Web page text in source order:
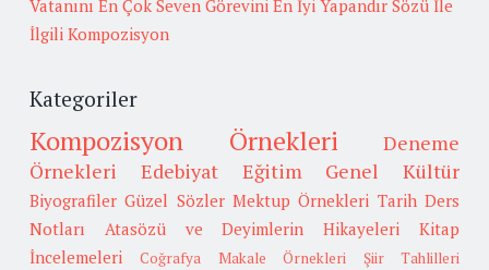
Vatanını En Çok Seven Görevini En İyi Yapandır Sözü İle
İlgili Kompozisyon
Kategoriler
Kompozisyon Örnekleri
Deneme
Örnekleri
Edebiyat Eğitim Genel Kültür
Biyografiler Güzel Sözler Mektup Örnekleri Tarih Ders
Notları
Atasözü ve Deyimlerin Hikayeleri
Kitap
İncelemeleri
Coğrafya Makale Örnekleri Şiir Tahlilleri